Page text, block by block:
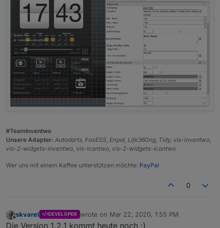
#TeamInventwo
Unsere Adapter: Autodarts, FoxESS, Enpal, Life360ng, Tidy, vis-inventwo,
vis-2-widgets-inventwo, vis-icontwo, vis-2-widgets-icontwo
Wer uns mit einem Kaffee unterstützen möchte: PayPal
0
Offline
skvarel DEVELOPER wrote on Mar 22, 2020, 1:55 PM
last edited by
Die Version 1.2.1 kommt heute noch :)